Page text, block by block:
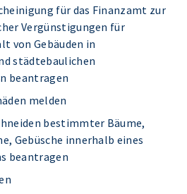
für das Finanzamt zur
Vergünstigungen für
von Gebäuden in
städtebaulichen
beantragen
melden
bestimmter Bäume,
Gebüsche innerhalb eines
beantragen